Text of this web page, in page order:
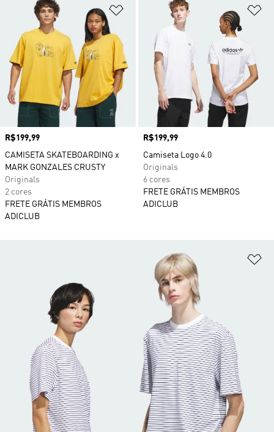
Adicionar à Lista de Desejos
Preço
R$199,99
CAMISETA SKATEBOARDING x
MARK GONZALES CRUSTY
Originals
2 cores
FRETE GRÁTIS MEMBROS
ADICLUB
Preço
R$199,99
Camiseta Logo 4.0
Originals
6 cores
FRETE GRÁTIS MEMBROS
ADICLUB